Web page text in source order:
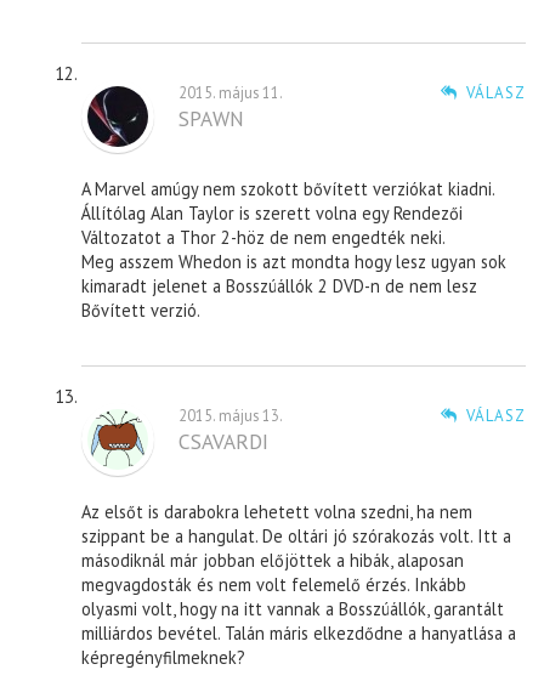
VÁLASZ
2015. május 11.
SPAWN
A Marvel amúgy nem szokott bővített verziókat kiadni.
Állítólag Alan Taylor is szerett volna egy Rendezői
Változatot a Thor 2-höz de nem engedték neki.
Meg asszem Whedon is azt mondta hogy lesz ugyan sok
kimaradt jelenet a Bosszúállók 2 DVD-n de nem lesz
Bővített verzió.
VÁLASZ
2015. május 13.
CSAVARDI
Az elsőt is darabokra lehetett volna szedni, ha nem
szippant be a hangulat. De oltári jó szórakozás volt. Itt a
másodiknál már jobban előjöttek a hibák, alaposan
megvagdosták és nem volt felemelő érzés. Inkább
olyasmi volt, hogy na itt vannak a Bosszúállók, garantált
milliárdos bevétel. Talán máris elkezdődne a hanyatlása a
képregényfilmeknek?